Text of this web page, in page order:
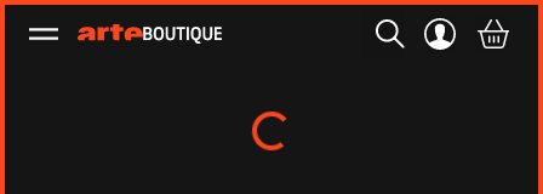
Ouvrir le menu